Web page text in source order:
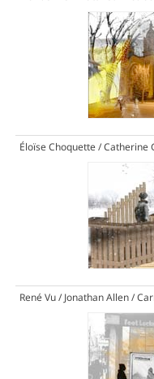
Éloïse Choquette / Catherine
René Vu / Jonathan Allen /